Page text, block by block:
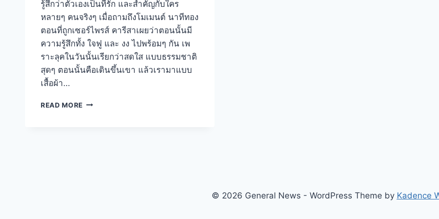
รู้สึกว่าตัวเองเป็นที่รัก และสำคัญกับใคร
หลายๆ คนจริงๆ เมื่อถามถึงโมเมนต์ นาทีทอง
ตอนที่ถูกเซอร์ไพรส์ คารีสาเผยว่าตอนนั้นมี
ความรู้สึกทั้ง ใจฟู และ งง ไปพร้อมๆ กัน เพ
ราะลุคในวันนั้นเรียกว่าสดใส แบบธรรมชาติ
สุดๆ ตอนนั้นคือเดินขึ้นเขา แล้วเรามาแบบ
เสื้อผ้า…
READ MORE
© 2026 General News - WordPress Theme by Kadence